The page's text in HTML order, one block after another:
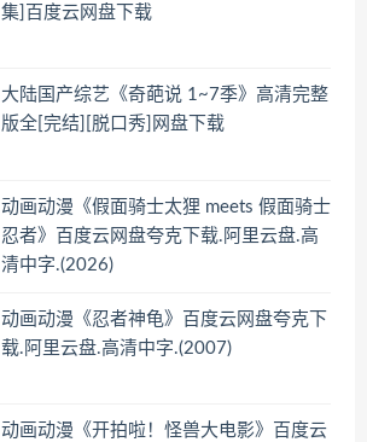
集]百度云网盘下载
大陆国产综艺《奇葩说 1~7季》高清完整
版全[完结][脱口秀]网盘下载
动画动漫《假面骑士太狸 meets 假面骑士
忍者》百度云网盘夸克下载.阿里云盘.高
清中字.(2026)
动画动漫《忍者神龟》百度云网盘夸克下
载.阿里云盘.高清中字.(2007)
动画动漫《开拍啦！怪兽大电影》百度云